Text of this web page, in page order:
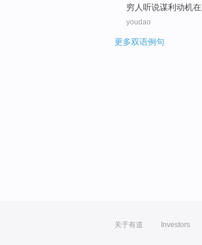
穷人听说谋利动机在
youdao
更多双语例句
关于有道 Investors